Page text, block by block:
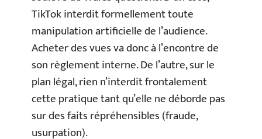
TikTok interdit formellement toute
manipulation artificielle de l’audience.
Acheter des vues va donc à l’encontre de
son règlement interne. De l’autre, sur le
plan légal, rien n’interdit frontalement
cette pratique tant qu’elle ne déborde pas
sur des faits répréhensibles (fraude,
usurpation).